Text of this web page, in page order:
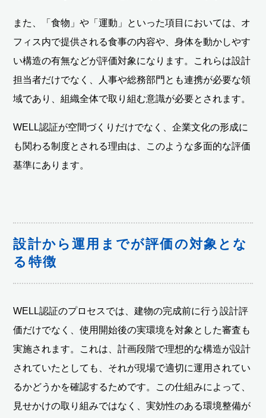
また、「食物」や「運動」といった項目においては、オ
フィス内で提供される食事の内容や、身体を動かしやす
い構造の有無などが評価対象になります。これらは設計
担当者だけでなく、人事や総務部門とも連携が必要な領
域であり、組織全体で取り組む意識が必要とされます。
WELL認証が空間づくりだけでなく、企業文化の形成に
も関わる制度とされる理由は、このような多面的な評価
基準にあります。
設計から運用までが評価の対象とな
る特徴
WELL認証のプロセスでは、建物の完成前に行う設計評
価だけでなく、使用開始後の実環境を対象とした審査も
実施されます。これは、計画段階で理想的な構造が設計
されていたとしても、それが現場で適切に運用されてい
るかどうかを確認するためです。この仕組みによって、
見せかけの取り組みではなく、実効性のある環境整備が